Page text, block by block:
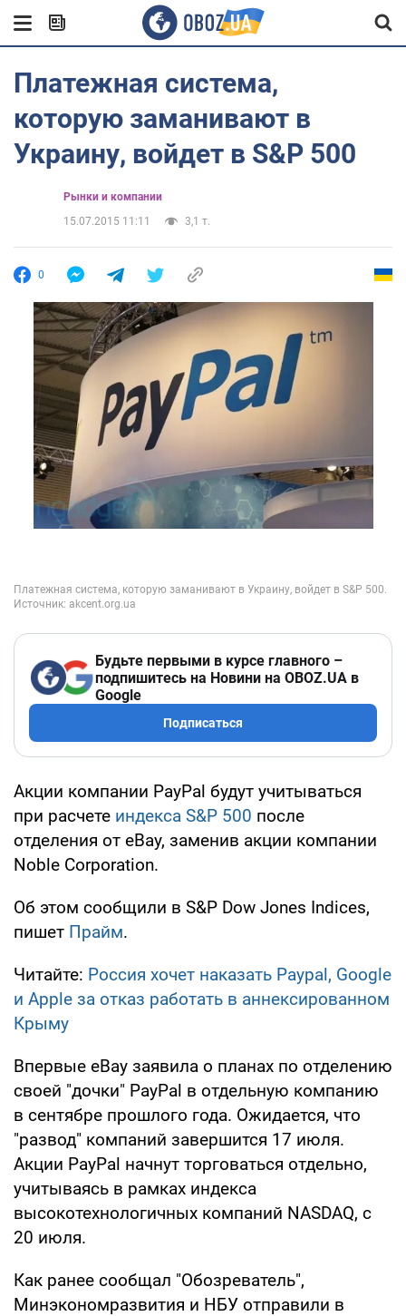
Платежная система,
которую заманивают в
Украину, войдет в S&P 500
Рынки и компании
15.07.2015 11:11
3,1 т.
0
Будьте первыми в курсе главного –
подпишитесь на Новини на OBOZ.UA в
Google
Подписаться
Акции компании PayPal будут учитываться
при расчете индекса S&P 500 после
отделения от eBay, заменив акции компании
Noble Corporation.
Об этом сообщили в S&P Dow Jones Indices,
пишет Прайм.
Читайте: Россия хочет наказать Paypal, Google
и Apple за отказ работать в аннексированном
Крыму
Впервые eBay заявила о планах по отделению
своей "дочки" PayPal в отдельную компанию
в сентябре прошлого года. Ожидается, что
"развод" компаний завершится 17 июля.
Акции PayPal начнут торговаться отдельно,
учитываясь в рамках индекса
высокотехнологичных компаний NASDAQ, с
20 июля.
Как ранее сообщал "Обозреватель",
Минэкономразвития и НБУ отправили в